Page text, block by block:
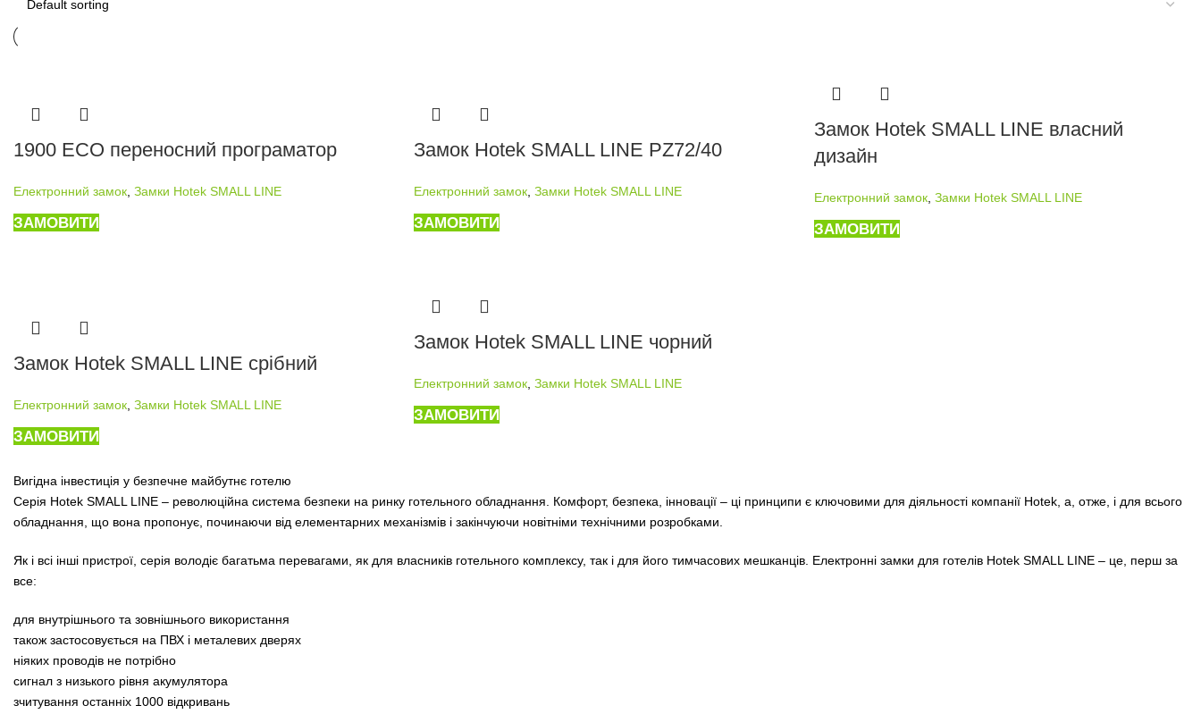
1900 ECO переносний програматор
Електронний замок, Замки Hotek SMALL LINE
ЗАМОВИТИ
Замок Hotek SMALL LINE PZ72/40
Електронний замок, Замки Hotek SMALL LINE
ЗАМОВИТИ
Замок Hotek SMALL LINE власний
дизайн
Електронний замок Замки Hotek SMALL LINE
ЗАМОВИТИ
Замок Hotek SMALL LINE срібний
Електронний замок Замки Hotek SMALL LINE
ЗАМОВИТИ
Замок Hotek SMALL LINE чорний
Електронний замок, Замки Hotek SMALL LINE
ЗАМОВИТИ
Вигідна інвестиція у безпечне майбутнє готелю
Серія Hotek SMALL LINE – революційна система безпеки на ринку готельного обладнання. Комфорт, безпека, інновації – ці принципи є ключовими для діяльності компанії Hotek, а, отже, і для всього
обладнання, що вона пропонує, починаючи від елементарних механізмів і закінчуючи новітніми технічними розробками.
Як і всі інші пристрої, серія володіє багатьма перевагами, як для власників готельного комплексу, так і для його тимчасових мешканців. Електронні замки для готелів Hotek SMALL LINE – це, перш за
все:
для внутрішнього та зовнішнього використання
також застосовується на ПВХ і металевих дверях
ніяких проводів не потрібно
сигнал з низького рівня акумулятора
зчитування останніх 1000 відкривань